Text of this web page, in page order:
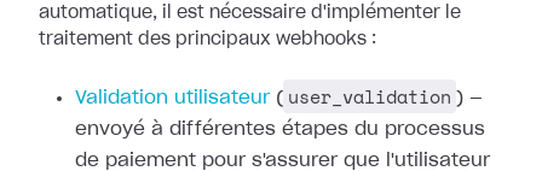
automatique, il est nécessaire d'implémenter le
traitement des principaux webhooks :
Validation utilisateur ( user_validation ) —
envoyé à différentes étapes du processus
de paiement pour s'assurer que l'utilisateur